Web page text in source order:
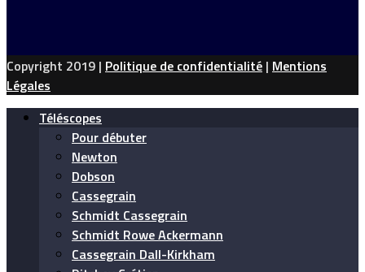
Copyright 2019 | Politique de confidentialité | Mentions
Légales
Téléscopes
Pour débuter
Newton
Dobson
Cassegrain
Schmidt Cassegrain
Schmidt Rowe Ackermann
Cassegrain Dall-Kirkham